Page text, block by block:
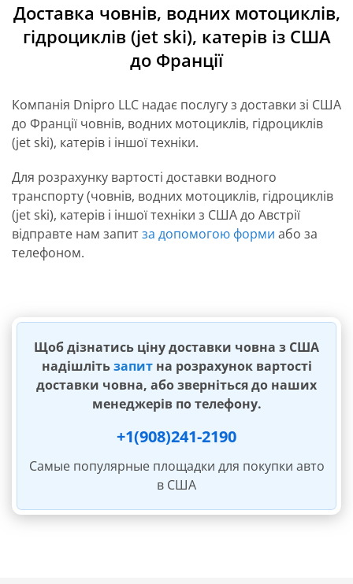
Доставка човнів, водних мотоциклів,
гідроциклів (jet ski), катерів із США
до Франції
Компанія Dnipro LLC надає послугу з доставки зі США
до Франції човнів, водних мотоциклів, гідроциклів
(jet ski), катерів і іншої техніки.
Для розрахунку вартості доставки водного
транспорту (човнів, водних мотоциклів, гідроциклів
(jet ski), катерів і іншої техніки з США до Австрії
відправте нам запитза допомогою форми або за
телефоном.
Щоб дізнатись ціну доставки човна з США
надішлітьзапит на розрахунок вартості
доставки човна, або зверніться до наших
менеджерів по телефону.
+1(908)241-2190
Самые популярные площадки для покупки авто
в США